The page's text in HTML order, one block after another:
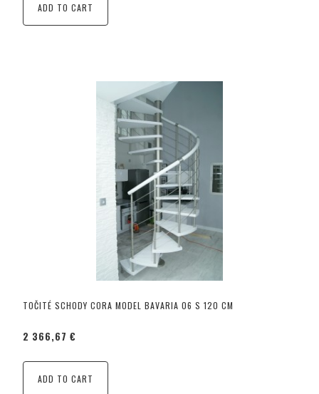
ADD TO CART
TOČITÉ SCHODY CORA MODEL BAVARIA 06 S 120 CM
2 366,67 €
ADD TO CART